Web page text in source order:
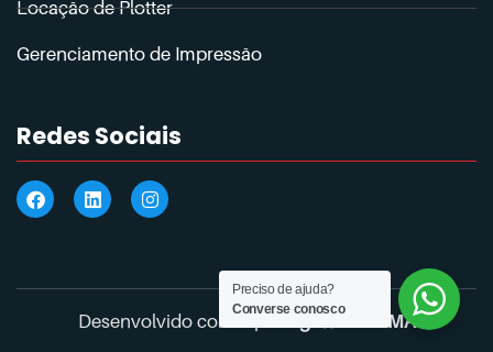
Locação de Plotter
Gerenciamento de Impressão
Redes Sociais
Desenvolvido com♥porAgência IMMA
Preciso de ajuda?
Converse conosco